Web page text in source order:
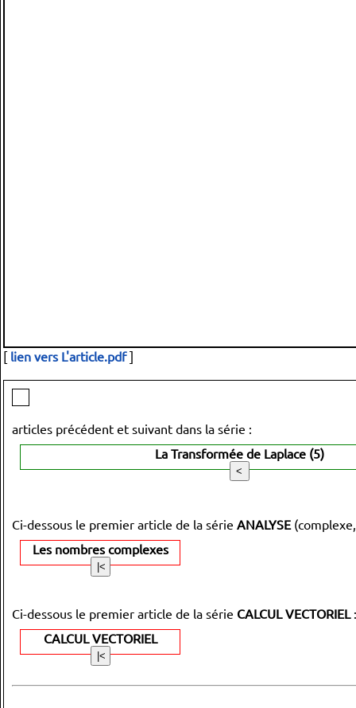
[ lien vers L'article.pdf]
articles précédent et suivant dans la série :
La Transformée de Laplace (5)
Ci-dessous le premier article de la série ANALYSE
Les nombres complexes
Ci-dessous le premier article de la série CALCUL VECTORIEL:
CALCUL VECTORIEL